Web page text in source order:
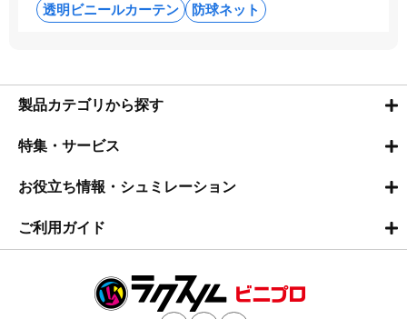
透明ビニールカーテン
防球ネット
製品カテゴリから探す
特集・サービス
お役立ち情報・シュミレーション
ご利用ガイド